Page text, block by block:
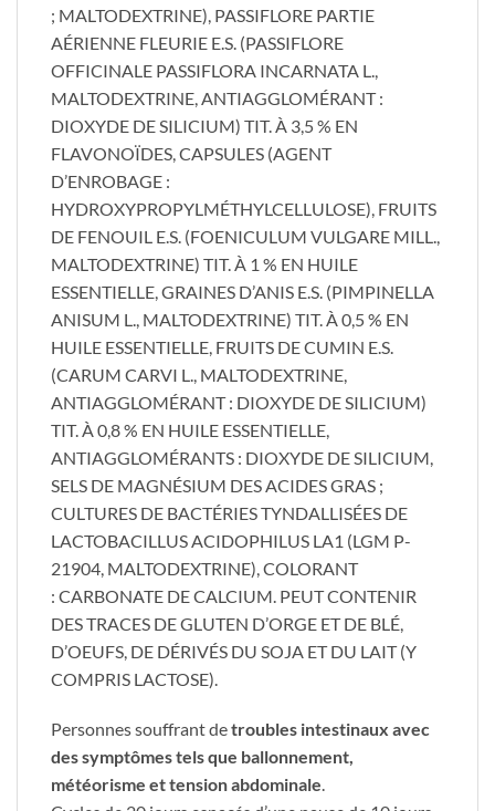
; MALTODEXTRINE), PASSIFLORE PARTIE
AÉRIENNE FLEURIE E.S. (PASSIFLORE
OFFICINALE PASSIFLORA INCARNATA L.,
MALTODEXTRINE, ANTIAGGLOMÉRANT :
DIOXYDE DE SILICIUM) TIT. À 3,5 % EN
FLAVONOÏDES, CAPSULES (AGENT
D’ENROBAGE :
HYDROXYPROPYLMÉTHYLCELLULOSE), FRUITS
DE FENOUIL E.S. (FOENICULUM VULGARE MILL.,
MALTODEXTRINE) TIT. À 1 % EN HUILE
ESSENTIELLE, GRAINES D’ANIS E.S. (PIMPINELLA
ANISUM L., MALTODEXTRINE) TIT. À 0,5 % EN
HUILE ESSENTIELLE, FRUITS DE CUMIN E.S.
(CARUM CARVI L., MALTODEXTRINE,
ANTIAGGLOMÉRANT : DIOXYDE DE SILICIUM)
TIT. À 0,8 % EN HUILE ESSENTIELLE,
ANTIAGGLOMÉRANTS : DIOXYDE DE SILICIUM,
SELS DE MAGNÉSIUM DES ACIDES GRAS ;
CULTURES DE BACTÉRIES TYNDALLISÉES DE
LACTOBACILLUS ACIDOPHILUS LA1 (LGM P-
21904, MALTODEXTRINE), COLORANT
: CARBONATE DE CALCIUM. PEUT CONTENIR
DES TRACES DE GLUTEN D’ORGE ET DE BLÉ,
D’OEUFS, DE DÉRIVÉS DU SOJA ET DU LAIT (Y
COMPRIS LACTOSE).
​Personnes souffrant detroubles intestinaux avec
des symptômes tels que ballonnement,
météorisme et tension abdominale.